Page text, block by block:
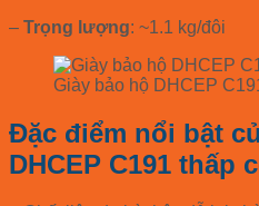
– Trọng lượng: ~1.1 kg/đôi
Giày bảo hộ DHCEP
Đặc điểm nổi bật
DHCEP C191 thấp